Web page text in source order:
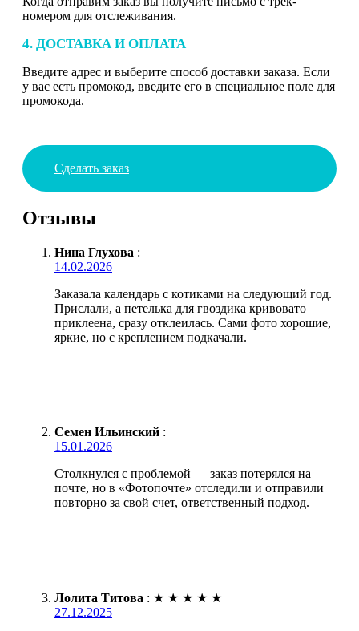
номером для отслеживания.
4. ДОСТАВКА И ОПЛАТА
Введите адрес и выберите способ доставки заказа. Если
у вас есть промокод, введите его в специальное поле для
промокода.
Сделать заказ
Отзывы
Нина Глухова :
14.02.2026
Заказала календарь с котиками на следующий год.
Прислали, а петелька для гвоздика кривовато
приклеена, сразу отклеилась. Сами фото хорошие,
яркие, но с креплением подкачали.
Семен Ильинский :
15.01.2026
Столкнулся с проблемой — заказ потерялся на
почте, но в «Фотопочте» отследили и отправили
повторно за свой счет, ответственный подход.
Лолита Титова : ★ ★ ★ ★ ★
27.12.2025